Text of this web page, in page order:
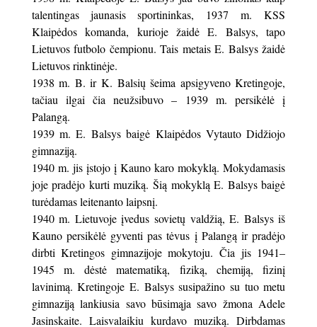
talentingas jaunasis sportininkas, 1937 m. KSS
Klaipėdos komanda, kurioje žaidė E. Balsys, tapo
Lietuvos futbolo čempionu. Tais metais E. Balsys žaidė
Lietuvos rinktinėje.
1938 m. B. ir K. Balsių šeima apsigyveno Kretingoje,
tačiau ilgai čia neužsibuvo – 1939 m. persikėlė į
Palangą.
1939 m. E. Balsys baigė Klaipėdos Vytauto Didžiojo
gimnaziją.
1940 m. jis įstojo į Kauno karo mokyklą. Mokydamasis
joje pradėjo kurti muziką. Šią mokyklą E. Balsys baigė
turėdamas leitenanto laipsnį.
1940 m. Lietuvoje įvedus sovietų valdžią, E. Balsys iš
Kauno persikėlė gyventi pas tėvus į Palangą ir pradėjo
dirbti Kretingos gimnazijoje mokytoju. Čia jis 1941–
1945 m. dėstė matematiką, fiziką, chemiją, fizinį
lavinimą. Kretingoje E. Balsys susipažino su tuo metu
gimnaziją lankiusia savo būsimąja savo žmona Adele
Jasinskaite. Laisvalaikiu kurdavo muziką. Dirbdamas